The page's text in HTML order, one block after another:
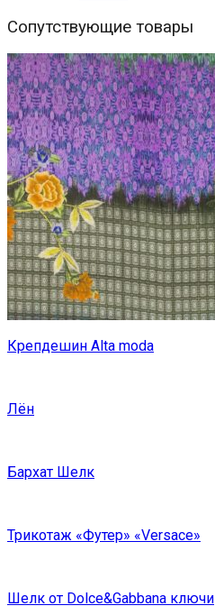
Сопутствующие товары
Крепдешин Alta moda
Лён
Бархат Шелк
Трикотаж «Футер» «Versace»
Шелк от Dolce&Gabbana ключи